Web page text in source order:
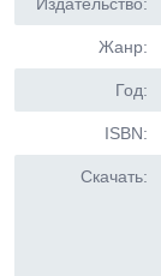
Жанр:
Год:
ISBN:
Скачать: